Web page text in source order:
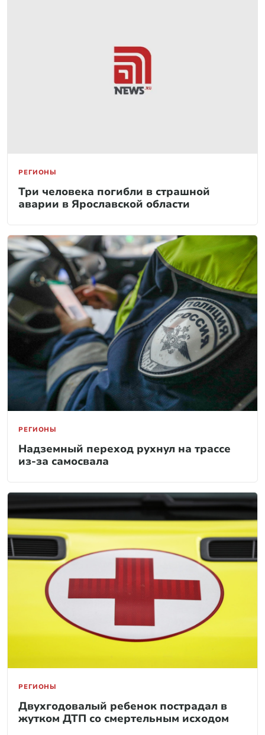
РЕГИОНЫ
Три человека погибли в страшной
аварии в Ярославской области
РЕГИОНЫ
Надземный переход рухнул на трассе
из-за самосвала
РЕГИОНЫ
Двухгодовалый ребенок пострадал в
жутком ДТП со смертельным исходом